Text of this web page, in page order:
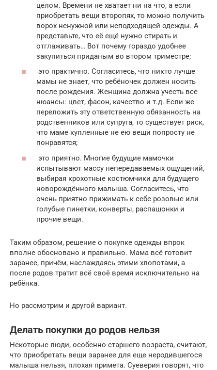
целом. Времени не хватает ни на что, а если
приобретать вещи второпях, то можно получить
ворох ненужной или неподходящей одежды. А
представьте, что её ещё нужно стирать и
отглаживать… Вот почему гораздо удобнее
закупиться приданым во втором триместре;
это практично. Согласитесь, что никто лучше
мамы не знает, что ребёночек должен носить
после рождения. Женщина должна учесть все
нюансы: цвет, фасон, качество и т.д. Если же
переложить эту ответственную обязанность на
родственников или супруга, то существует риск,
что маме купленные не ею вещи попросту не
понравятся;
это приятно. Многие будущие мамочки
испытывают массу непередаваемых ощущений,
выбирая крохотные костюмчики для будущего
новорождённого малыша. Согласитесь, что
очень приятно прижимать к себе розовые или
голубые пинетки, конверты, распашонки и
прочие вещи.
Таким образом, решение о покупке одежды впрок
вполне обосновано и правильно. Мама всё готовит
заранее, причём, наслаждаясь этими хлопотами, а
после родов тратит всё своё время исключительно на
ребёнка.
Но рассмотрим и другой вариант.
Делать покупки до родов нельзя
Некоторые люди, особенно старшего возраста, считают,
что приобретать вещи заранее для еще неродившегося
малыша нельзя, плохая примета. Суеверия говорят, что